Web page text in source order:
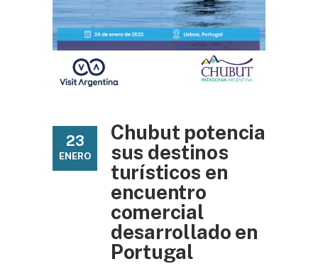
23
ENERO
Chubut potencia
sus destinos
turísticos en
encuentro
comercial
desarrollado en
Portugal